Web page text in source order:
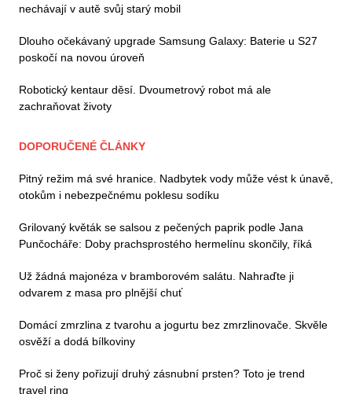
nechávají v autě svůj starý mobil
Dlouho očekávaný upgrade Samsung Galaxy: Baterie u S27
poskočí na novou úroveň
Robotický kentaur děsí. Dvoumetrový robot má ale
zachraňovat životy
DOPORUČENÉ ČLÁNKY
Pitný režim má své hranice. Nadbytek vody může vést k únavě,
otokům i nebezpečnému poklesu sodíku
Grilovaný květák se salsou z pečených paprik podle Jana
Punčocháře: Doby prachsprostého hermelínu skončily, říká
Už žádná majonéza v bramborovém salátu. Nahraďte ji
odvarem z masa pro plnější chuť
Domácí zmrzlina z tvarohu a jogurtu bez zmrzlinovače. Skvěle
osvěží a dodá bílkoviny
Proč si ženy pořizují druhý zásnubní prsten? Toto je trend
travel ring